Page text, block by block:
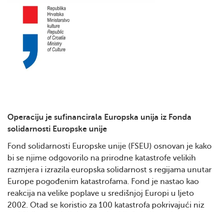
Operaciju je sufinancirala Europska unija iz Fonda
solidarnosti Europske unije
Fond solidarnosti Europske unije (FSEU) osnovan je kako
bi se njime odgovorilo na prirodne katastrofe velikih
razmjera i izrazila europska solidarnost s regijama unutar
Europe pogođenim katastrofama. Fond je nastao kao
reakcija na velike poplave u središnjoj Europi u ljeto
2002. Otad se koristio za 100 katastrofa pokrivajući niz